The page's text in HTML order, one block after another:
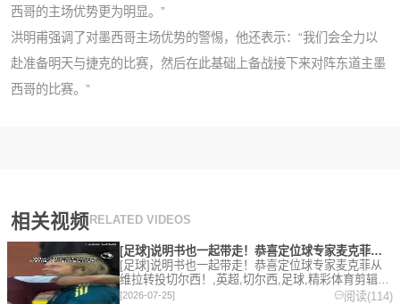
西哥的主场优势更为明显。”
洪明甫强调了对墨西哥主场优势的警惕，他还表示：“我们会全力以
赴准备明天与捷克的比赛，然后在此基础上备战接下来对阵东道主墨
西哥的比赛。”
相关视频 RELATED VIDEOS
[足球]说明书也一起带走！恭喜定位球专家麦克菲从维拉转投切尔
[足球]说明书也一起带走！恭喜定位球专家麦克菲从
维拉转投切尔西！,英超,切尔西,足球,精彩体育剪辑视
频在线播放。本站提供最全的篮球视频足球视频,集
[2026-07-25] 阅读(114)